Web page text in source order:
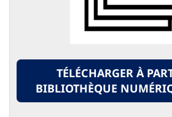
TÉLÉCHARGER À
BIBLIOTHÈQUE